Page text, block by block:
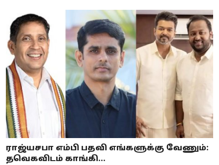
ராஜ்யசபா எம்பி பதவி எங்களுக்கு வேணும்:
தவெகவிடம் காங்கி...